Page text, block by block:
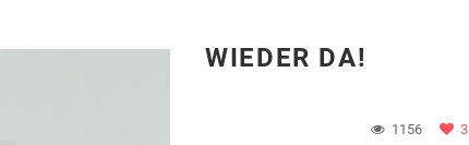
WIEDER DA!
1156 3